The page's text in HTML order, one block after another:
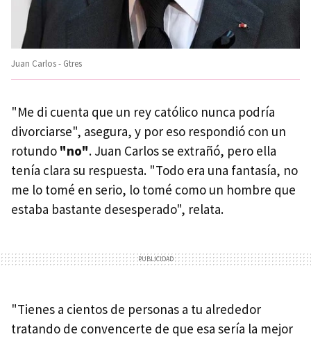
Juan Carlos - Gtres
"Me di cuenta que un rey católico nunca podría
divorciarse", asegura, y por eso respondió con un
rotundo "no". Juan Carlos se extrañó, pero ella
tenía clara su respuesta. "Todo era una fantasía, no
me lo tomé en serio, lo tomé como un hombre que
estaba bastante desesperado", relata.
"Tienes a cientos de personas a tu alrededor
tratando de convencerte de que esa sería la mejor